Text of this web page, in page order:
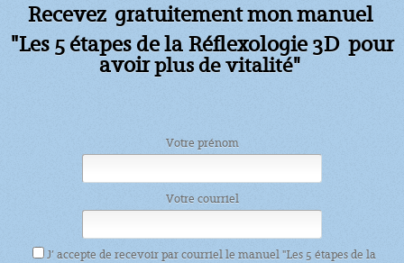
Recevez gratuitement mon manuel
"Les 5 étapes de la Réflexologie 3D pour
avoirplus de vitalité"
Votre prénom
Votre courriel
J’ accepte de recevoir par courriel le manuel "Les 5 étapes de la